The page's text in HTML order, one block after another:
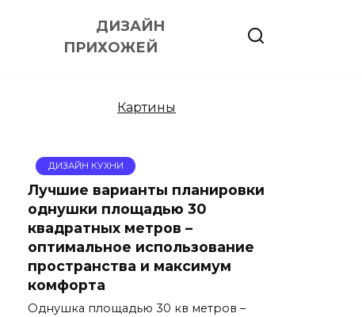
ДИЗАЙН
ПРИХОЖЕЙ
Картины
ДИЗАЙН КУХНИ
Лучшие варианты планировки
однушки площадью 30
квадратных метров –
оптимальное использование
пространства и максимум
комфорта
Однушка площадью 30 кв метров –